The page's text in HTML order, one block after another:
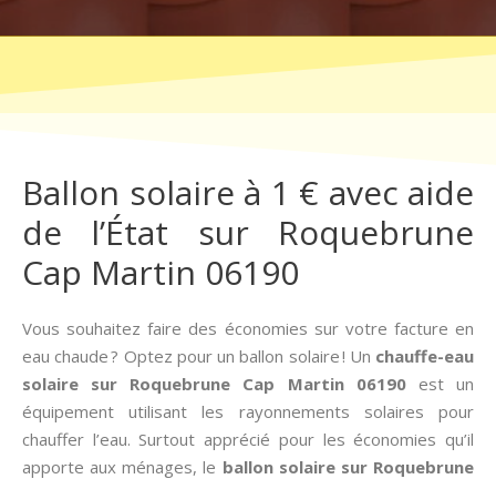
Ballon solaire à 1 € avec aide
de l’État sur Roquebrune
Cap Martin 06190
Vous souhaitez faire des économies sur votre facture en
eau chaude ? Optez pour un ballon solaire ! Un chauffe-eau
solaire sur Roquebrune Cap Martin 06190est un
équipement utilisant les rayonnements solaires pour
chauffer l’eau. Surtout apprécié pour les économies qu’il
apporte aux ménages, le ballon solaire sur Roquebrune